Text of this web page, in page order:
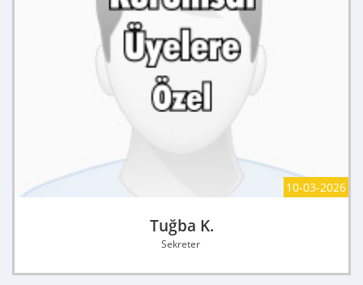
10-03-2026
Tuğba K.
Sekreter